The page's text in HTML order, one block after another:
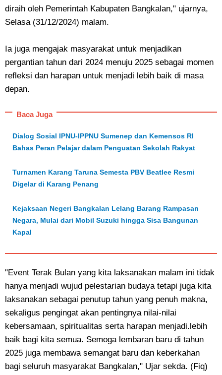
diraih oleh Pemerintah Kabupaten Bangkalan," ujarnya,
Selasa (31/12/2024) malam.
Ia juga mengajak masyarakat untuk menjadikan
pergantian tahun dari 2024 menuju 2025 sebagai momen
refleksi dan harapan untuk menjadi lebih baik di masa
depan.
Baca Juga
Dialog Sosial IPNU-IPPNU Sumenep dan Kemensos RI
Bahas Peran Pelajar dalam Penguatan Sekolah Rakyat
Turnamen Karang Taruna Semesta PBV Beatlee Resmi
Digelar di Karang Penang
Kejaksaan Negeri Bangkalan Lelang Barang Rampasan
Negara, Mulai dari Mobil Suzuki hingga Sisa Bangunan
Kapal
"Event Terak Bulan yang kita laksanakan malam ini tidak
hanya menjadi wujud pelestarian budaya tetapi juga kita
laksanakan sebagai penutup tahun yang penuh makna,
sekaligus pengingat akan pentingnya nilai-nilai
kebersamaan, spiritualitas serta harapan menjadi.lebih
baik bagi kita semua. Semoga lembaran baru di tahun
2025 juga membawa semangat baru dan keberkahan
bagi seluruh masyarakat Bangkalan," Ujar sekda. (Fiq)